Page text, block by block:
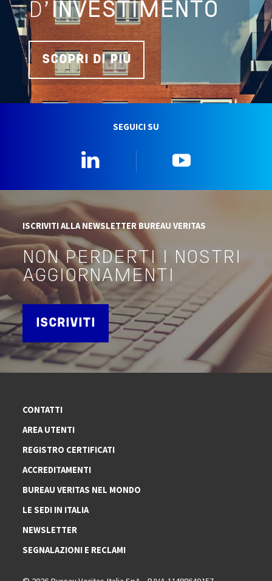
D' INVESTIMENTO
SCOPRI DI PIÙ
SEGUICI SU
ISCRIVITI ALLA NEWSLETTER BUREAU VERITAS
NON PERDERTI I NOSTRI
AGGIORNAMENTI
ISCRIVITI
CONTATTI
AREA UTENTI
REGISTRO CERTIFICATI
ACCREDITAMENTI
BUREAU VERITAS NEL MONDO
LE SEDI IN ITALIA
NEWSLETTER
SEGNALAZIONI E RECLAMI